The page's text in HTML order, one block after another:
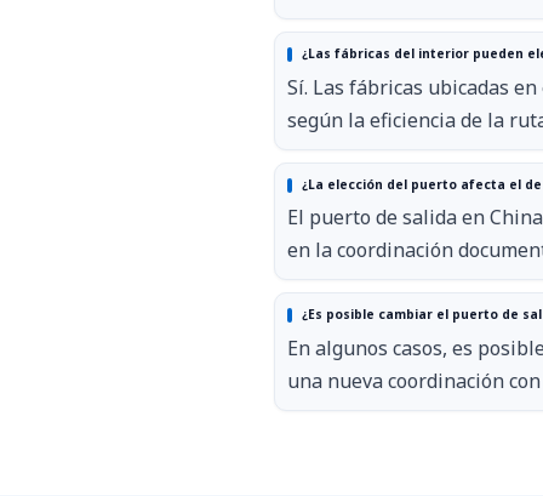
¿Las fábricas del interior pueden
Sí. Las fábricas ubicadas
según la eficiencia de la
¿La elección del puerto afecta el
El puerto de salida en
en la coordinación
¿Es posible cambiar el puerto de
En algunos casos, es
una nueva coordinación